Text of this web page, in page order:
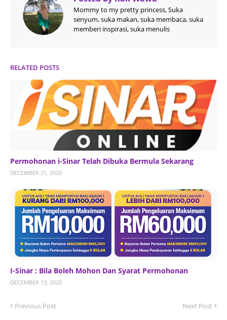
Mommy to my pretty princess, Suka
senyum, suka makan, suka membaca, suka
memberi inspirasi, suka menulis
RELATED POSTS
Permohonan i-Sinar Telah Dibuka Bermula Sekarang
DECEMBER 21, 2020
I-Sinar : Bila Boleh Mohon Dan Syarat Permohonan
DECEMBER 13, 2020
Previous Post Next Post